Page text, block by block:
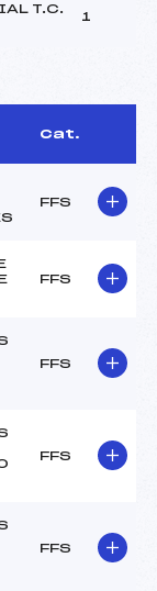
T.C.
1
Cat.
FFS
FFS
FFS
FFS
FFS